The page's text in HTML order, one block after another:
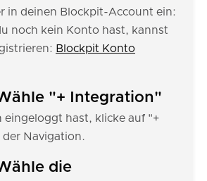
in deinen Blockpit-Account ein:
noch kein Konto hast, kannst
Blockpit Konto
"+ Integration"
eingeloggt hast, klicke auf "+
der Navigation.
die